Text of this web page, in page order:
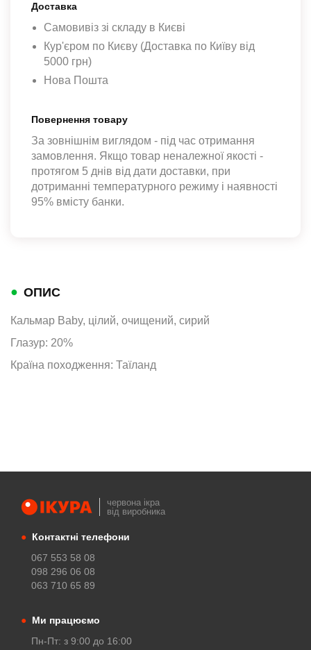
Доставка
Самовивіз зі складу в Києві
Кур'єром по Києву (Доставка по Київу від
5000 грн)
Нова Пошта
Повернення товару
За зовнішнім виглядом - під час отримання
замовлення. Якщо товар неналежної якості -
протягом 5 днів від дати доставки, при
дотриманні температурного режиму і наявності
95% вмісту банки.
● ОПИС
Кальмар Baby, цілий, очищений, сирий
Глазур: 20%
Країна походження: Таїланд
червона ікра
від виробника
● Контактні телефони
067 553 58 08
098 296 06 08
063 710 65 89
● Ми працюємо
Пн-Пт: з 9:00 до 16:00